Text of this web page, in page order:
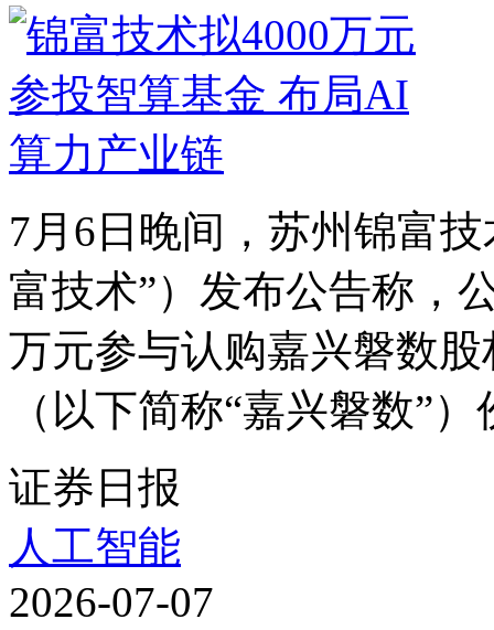
7月6日晚间，苏州锦富
富技术”）发布公告称，
万元参与认购嘉兴磐数
（以下简称“嘉兴磐数”）
证券日报
人工智能
2026-07-07